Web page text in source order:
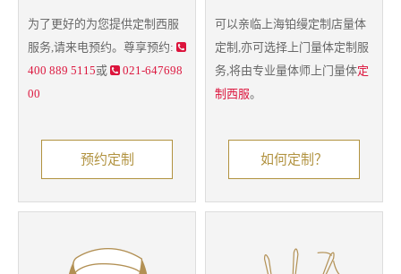
为了更好的为您提供定制西服
服务,请来电预约。尊享预约:
400 889 5115或
021-647698
00
预约定制
可以亲临上海铂缦定制店量体
定制,亦可选择上门 量体定制 服
务,将由专业量体师上门量体定
制西服。
如何定制？